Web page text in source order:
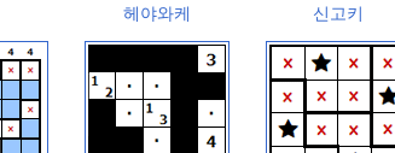
헤야와케 신고키